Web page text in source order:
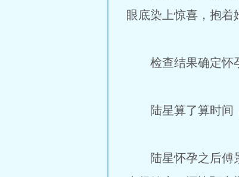
眼底染上惊喜，抱着
检查结果确定怀
陆星算了算时间，
陆星怀孕之后傅景